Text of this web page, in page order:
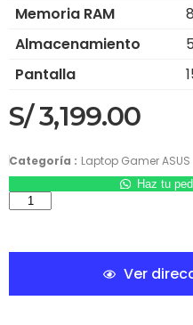
Memoria RAM
Almacenamiento
Pantalla
S/3,199.00
Categoría : Laptop Gamer ASUS
Haz tu
Ver